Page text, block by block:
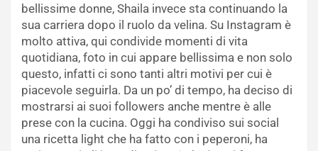
bellissime donne, Shaila invece sta continuando la
sua carriera dopo il ruolo da velina. Su Instagram è
molto attiva, qui condivide momenti di vita
quotidiana, foto in cui appare bellissima e non solo
questo, infatti ci sono tanti altri motivi per cui è
piacevole seguirla. Da un po’ di tempo, ha deciso di
mostrarsi ai suoi followers anche mentre è alle
prese con la cucina. Oggi ha condiviso sui social
una ricetta light che ha fatto con i peperoni, ha